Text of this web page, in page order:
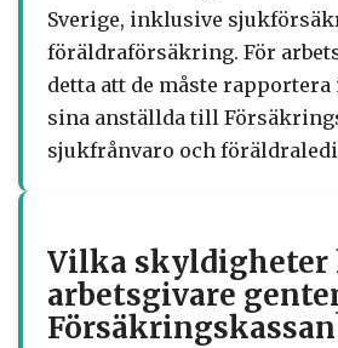
Sverige, inklusive
föräldraförsäkring. För
detta att de måste
sina anställda till
sjukfrånvaro och
Vilka skyldigheter
arbetsgivare